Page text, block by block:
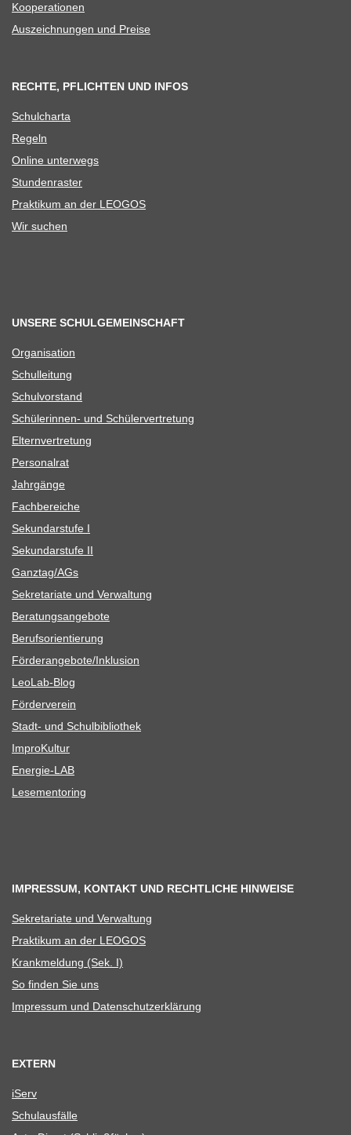
Koope­ra­tio­nen
Aus­zeich­nun­gen und Preise
RECHTE, PFLICHTEN UND INFOS
Schul­charta
Regeln
Online unter­wegs
Stun­den­ras­ter
Prak­ti­kum an der LEOGOS
Wir suchen
UNSERE SCHULGEMEINSCHAFT
Orga­ni­sa­tion
Schul­lei­tung
Schul­vor­stand
Schü­le­rin­nen- und Schülervertretung
Eltern­ver­tre­tung
Per­so­nal­rat
Jahr­gänge
Fach­be­rei­che
Sekun­dar­stufe I
Sekun­dar­stufe II
Ganztag/​​AGs
Sekre­ta­riate und Verwaltung
Bera­tungs­an­ge­bote
Berufs­ori­en­tie­rung
Förderangebote/​​Inklusion
Leo­Lab-Blog
För­der­ver­ein
Stadt- und Schulbibliothek
Impro­Kul­tur
Ener­­gie-LAB
Lese­men­to­ring
IMPRESSUM, KONTAKT UND RECHTLICHE HINWEISE
Sekre­ta­riate und Verwaltung
Prak­ti­kum an der LEOGOS
Krank­mel­dung (Sek. I)
So fin­den Sie uns
Impres­sum und Datenschutzerklärung
EXTERN
iServ
Schul­aus­fälle